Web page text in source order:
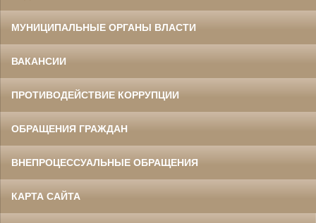
МУНИЦИПАЛЬНЫЕ ОРГАНЫ ВЛАСТИ
ВАКАНСИИ
ПРОТИВОДЕЙСТВИЕ КОРРУПЦИИ
ОБРАЩЕНИЯ ГРАЖДАН
ВНЕПРОЦЕССУАЛЬНЫЕ ОБРАЩЕНИЯ
КАРТА САЙТА